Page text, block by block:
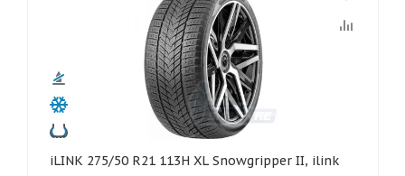
iLINK 275/50 R21 113H XL Snowgripper II, ilink